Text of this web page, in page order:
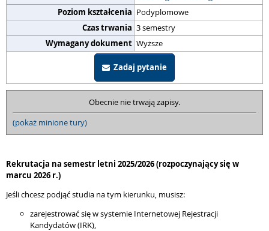
Poziom kształcenia Podyplomowe
Czas trwania 3 semestry
Wymagany dokument Wyższe
Zadaj pytanie
Obecnie nie trwają zapisy.
(pokaż minione tury)
Rekrutacja na semestr letni 2025/2026 (rozpoczynający się w
marcu 2026 r.)
Jeśli chcesz podjąć studia na tym kierunku, musisz:
zarejestrować się w systemie Internetowej Rejestracji
Kandydatów (IRK),